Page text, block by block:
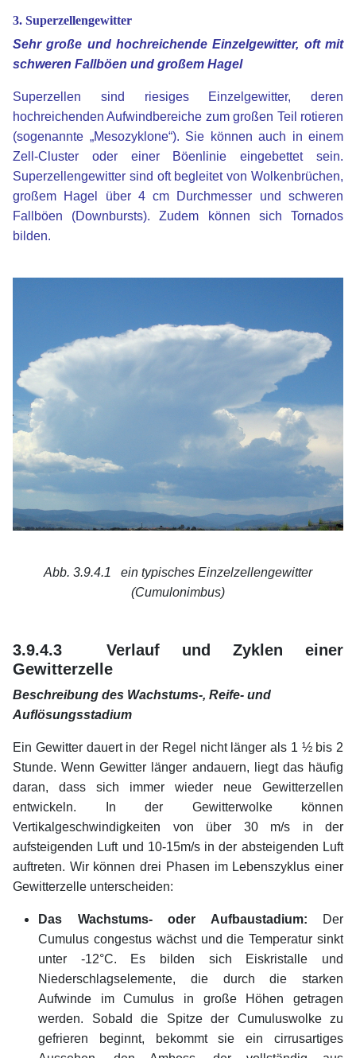
3. Superzellengewitter
Sehr große und hochreichende Einzelgewitter, oft mit
schweren Fallböen und großem Hagel
Superzellen sind riesiges Einzelgewitter, deren
hochreichenden Aufwindbereiche zum großen Teil rotieren
(sogenannte „Mesozyklone“). Sie können auch in einem
Zell-Cluster oder einer Böenlinie eingebettet sein.
Superzellengewitter sind oft begleitet von Wolkenbrüchen,
großem Hagel über 4 cm Durchmesser und schweren
Fallböen (Downbursts). Zudem können sich Tornados
bilden.
Abb. 3.9.4.1 ein typisches Einzelzellengewitter
(Cumulonimbus)
3.9.4.3 Verlauf und Zyklen einer
Gewitterzelle
Beschreibung des Wachstums-, Reife- und
Auflösungsstadium
Ein Gewitter dauert in der Regel nicht länger als 1 ½ bis 2
Stunde. Wenn Gewitter länger andauern, liegt das häufig
daran, dass sich immer wieder neue Gewitterzellen
entwickeln. In der Gewitterwolke können
Vertikalgeschwindigkeiten von über 30 m/s in der
aufsteigenden Luft und 10-15m/s in der absteigenden Luft
auftreten. Wir können drei Phasen im Lebenszyklus einer
Gewitterzelle unterscheiden:
Das Wachstums- oder Aufbaustadium:
Der
Cumulus congestus wächst und die Temperatur sinkt
unter -12°C. Es bilden sich Eiskristalle und
Niederschlagselemente, die durch die starken
Aufwinde im Cumulus in große Höhen getragen
werden. Sobald die Spitze der Cumuluswolke zu
gefrieren beginnt, bekommt sie ein cirrusartiges